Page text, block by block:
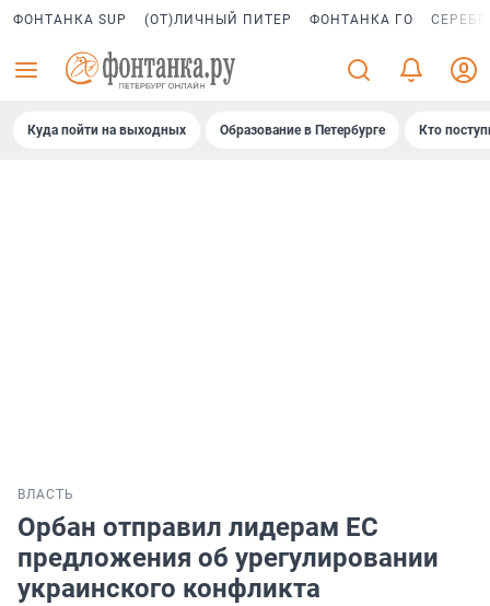
ФОНТАНКА SUP (ОТ)ЛИЧНЫЙ ПИТЕР ФОНТАНКА ГО
Куда пойти на выходных Образование в Петербурге Кто
ВЛАСТЬ
Орбан отправил лидерам ЕС
предложения об урегулировании
украинского конфликта